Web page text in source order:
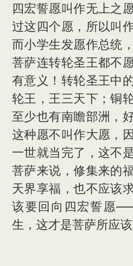
四宏誓愿叫作无上之
过这四个愿，所以叫
而小学生发愿作总统
菩萨连转轮圣王都不
有意义！转轮圣王中
轮王，王三天下；铜
至少也有南瞻部洲，
这种愿不叫作大愿，
一世就当完了，这不
菩萨来说，修集来的
天界享福，也不应该
该要回向四宏誓愿
生，这才是菩萨所应该